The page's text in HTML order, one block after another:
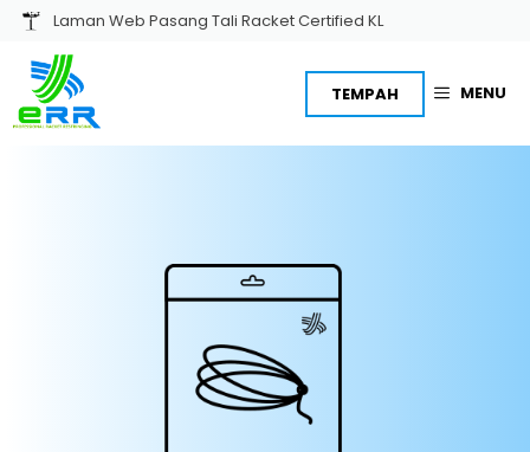
Skip
content
Laman Web Pasang Tali Racket Certified KL
MENU
TEMPAH